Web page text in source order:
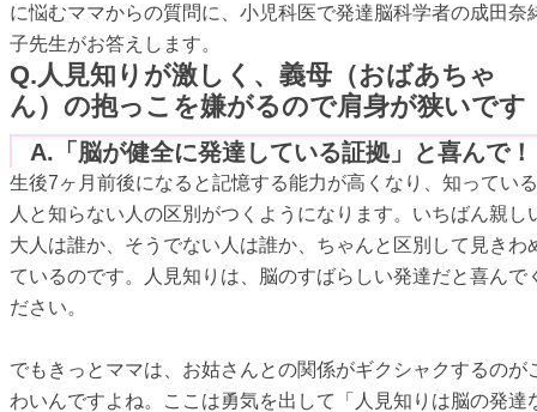
に悩むママからの質問に、小児科医で発達脳科学者の成田奈
子先生がお答えします。
Q.人見知りが激しく、義母（おばあちゃ
ん）の抱っこを嫌がるので肩身が狭いです
A.「脳が健全に発達している証拠」と喜んで！
生後7ヶ月前後になると記憶する能力が高くなり、知っている
人と知らない人の区別がつくようになります。いちばん親し
大人は誰か、そうでない人は誰か、ちゃんと区別して見きわ
ているのです。人見知りは、脳のすばらしい発達だと喜んで
ださい。
でもきっとママは、お姑さんとの関係がギクシャクするのが
わいんですよね。ここは勇気を出して「人見知りは脳の発達